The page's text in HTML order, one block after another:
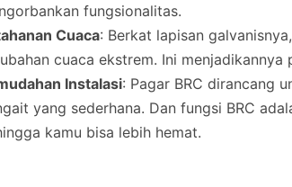
fungsionalitas.
Cuaca: Berkat lapisan
cuaca ekstrem. Ini
Instalasi: Pagar BRC dirancang
yang sederhana. Dan fungsi BRC
kamu bisa lebih hemat.